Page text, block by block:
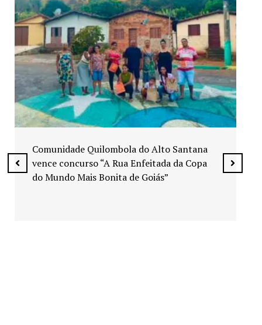
Exposição “Arte em Cores” leva pinturas a
espaços públicos de Senador Canedo